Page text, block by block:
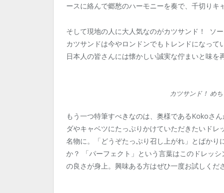
ースに絡んで郷愁のハーモニーを奏で、千切りキ
そして現地の人に大人気なのがカツサンド！ ソ
カツサンドは今やロンドンでもトレンドになっ
日本人の皆さんには懐かしい誠実な佇まいと味を
カツサンド！ め
もう一つ特筆すべきなのは、奥様であるKokoさ
ダやキャベツにたっぷりかけていただきたいドレ
名物に。「どうぞたっぷり召し上がれ」とばか
か？ 「パーフェクト」という言葉はこのドレッ
の良さが身上。興味ある方はぜひ一度お試しくだ